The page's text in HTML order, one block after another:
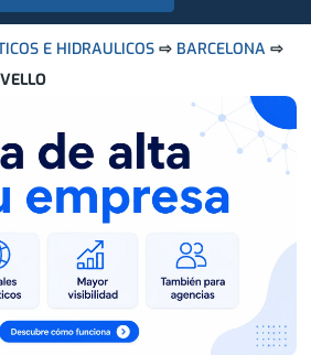
E HIDRAULICOS⇨ BARCELONA ⇨